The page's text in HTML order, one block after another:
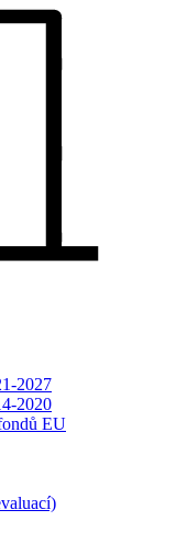
2027
2020
EU